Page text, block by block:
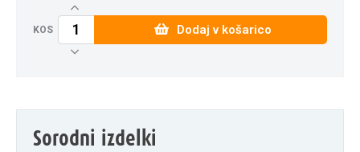
KOS Dodaj v košarico
Sorodni izdelki